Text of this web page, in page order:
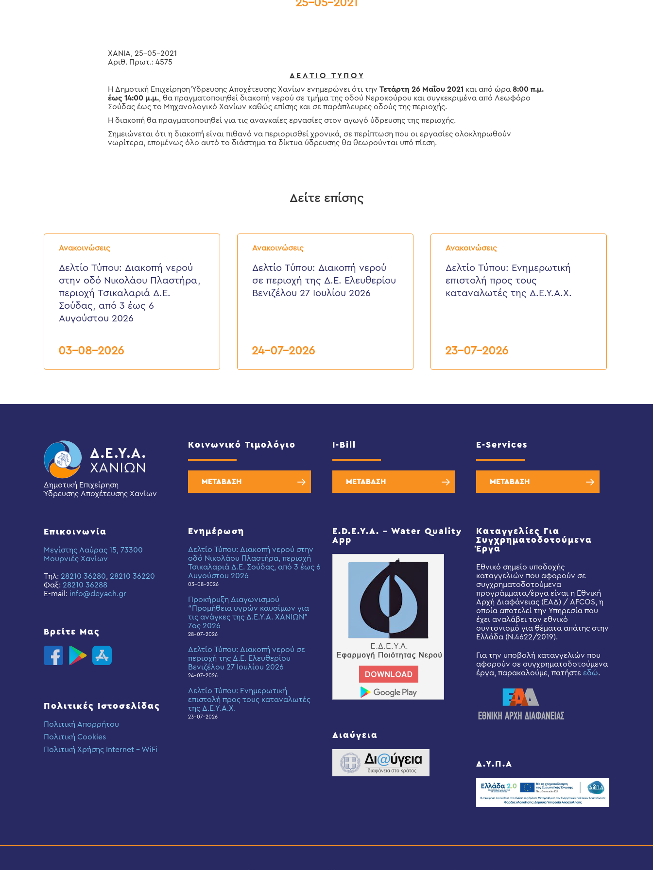
25-05-2021
ΧΑΝΙΑ, 25-05-2021
Αριθ. Πρωτ.: 4575
Δ Ε Λ Τ Ι Ο Τ Υ Π Ο Υ
Η Δημοτική Επιχείρηση Ύδρευσης Αποχέτευσης Χανίων ενημερώνει ότι την Τετάρτη 26 Μαΐου 2021 και από ώρα 8:00 π.μ.
έως 14:00 μ.μ., θα πραγματοποιηθεί διακοπή νερού σε τμήμα της οδού Νεροκούρου και συγκεκριμένα από Λεωφόρο
Σούδας έως το Μηχανολογικό Χανίων καθώς επίσης και σε παράπλευρες οδούς της περιοχής.
Η διακοπή θα πραγματοποιηθεί για τις αναγκαίες εργασίες στον αγωγό ύδρευσης της περιοχής.
Σημειώνεται ότι η διακοπή είναι πιθανό να περιορισθεί χρονικά, σε περίπτωση που οι εργασίες ολοκληρωθούν
νωρίτερα, επομένως όλο αυτό το διάστημα τα δίκτυα ύδρευσης θα θεωρούνται υπό πίεση.
Δείτε επίσης
Ανακοινώσεις
Δελτίο
Τύπου:
νερού
στην
Νικολάου
Πλαστήρα,
περιοχή
Τσικαλαριά
6
Δελτίο Τύπου: Διακοπή νερού
στην οδό Νικολάου Πλαστήρα,
περιοχή Τσικαλαριά Δ.Ε.
Σούδας, από 3 έως 6
Αυγούστου 2026
03-08-2026
Ανακοινώσεις
Δελτίο
Τύπου:
νερού
περιοχή
Δελτίο Τύπου: Διακοπή νερού
σε περιοχή της Δ.Ε. Ελευθερίου
Βενιζέλου 27 Ιουλίου 2026
24-07-2026
Ανακοινώσεις
Δελτίο
Τύπου:
επιστολή
προς
τους
καταναλωτές
Δελτίο Τύπου: Eνημερωτική
επιστολή προς τους
καταναλωτές της Δ.Ε.Υ.Α.Χ.
23-07-2026
Δημοτική Επιχείρηση
Ύδρευσης Αποχέτευσης Χανίων
Επικοινωνία
Μεγίστης Λαύρας 15, 73300
Μουρνιές Χανίων
Τηλ: 28210 36280, 28210 36220
Φαξ: 28210 36288
E-mail: info@deyach.gr
Βρείτε Μας
Πολιτικές Ιστοσελίδας
Πολιτική Απορρήτου
Πολιτική Cookies
Πολιτική Χρήσης Internet – WiFi
Κοινωνικό Τιμολόγιο
ΜΕΤΑΒΑΣΗ
Ενημέρωση
Δελτίο Τύπου: Διακοπή νερού στην
οδό Νικολάου Πλαστήρα, περιοχή
Τσικαλαριά Δ.Ε. Σούδας, από 3 έως 6
Αυγούστου 2026
03-08-2026
Προκήρυξη Διαγωνισμού
“Προμήθεια υγρών καυσίμων για
τις ανάγκες της Δ.Ε.Υ.Α. ΧΑΝΙΩΝ”
7ος 2026
28-07-2026
Δελτίο Τύπου: Διακοπή νερού σε
περιοχή της Δ.Ε. Ελευθερίου
Βενιζέλου 27 Ιουλίου 2026
24-07-2026
Δελτίο Τύπου: Eνημερωτική
επιστολή προς τους καταναλωτές
της Δ.Ε.Υ.Α.Χ.
23-07-2026
I-Bill
ΜΕΤΑΒΑΣΗ
E.D.E.Y.A. – Water Quality
App
Διαύγεια
E-Services
ΜΕΤΑΒΑΣΗ
Καταγγελίες Για
Συγχρηματοδοτούμενα
Έργα
Εθνικό σημείο υποδοχής
καταγγελιών που αφορούν σε
συγχρηματοδοτούμενα
προγράμματα/έργα είναι η Εθνική
Αρχή Διαφάνειας (ΕΑΔ) / AFCOS, η
οποία αποτελεί την Υπηρεσία που
έχει αναλάβει τον εθνικό
συντονισμό για θέματα απάτης στην
Ελλάδα (Ν.4622/2019).
Για την υποβολή καταγγελιών που
αφορούν σε συγχρηματοδοτούμενα
έργα, παρακαλούμε, πατήστε εδώ.
Δ.Υ.Π.Α